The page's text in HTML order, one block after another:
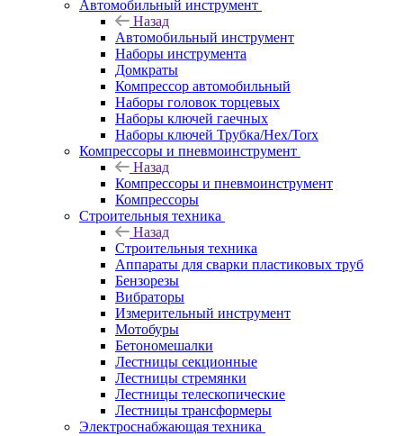
Автомобильный инструмент
Назад
Автомобильный инструмент
Наборы инструмента
Домкраты
Компрессор автомобильный
Наборы головок торцевых
Наборы ключей гаечных
Наборы ключей Трубка/Hex/Torx
Компрессоры и пневмоинструмент
Назад
Компрессоры и пневмоинструмент
Компрессоры
Строительныя техника
Назад
Строительныя техника
Аппараты для сварки пластиковых труб
Бензорезы
Вибраторы
Измерительный инструмент
Мотобуры
Бетономешалки
Лестницы секционные
Лестницы стремянки
Лестницы телескопические
Лестницы трансформеры
Электроснабжающая техника